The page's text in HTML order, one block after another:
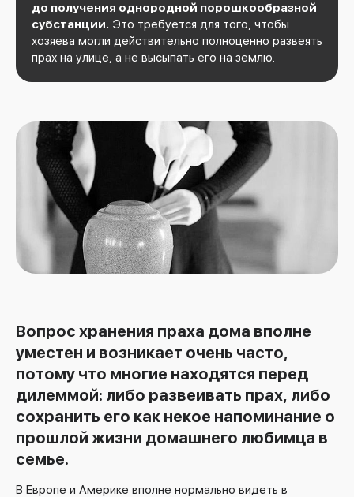
до получения однородной порошкообразной
субстанции. Это требуется для того, чтобы
хозяева могли действительно полноценно развеять
прах на улице, а не высыпать его на землю.
Вопрос хранения праха дома вполне
уместен и возникает очень часто,
потому что многие находятся перед
дилеммой: либо развеивать прах, либо
сохранить его как некое напоминание о
прошлой жизни домашнего любимца в
семье.
В Европе и Америке вполне нормально видеть в